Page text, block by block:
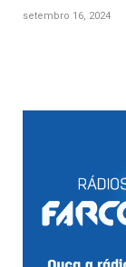
setembro 16, 2024